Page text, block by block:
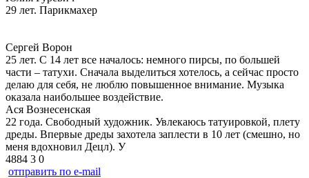
29 лет. Парикмахер
Сергей Ворон
25 лет. С 14 лет все началось: немного пирсы, по большей
части – татухи. Сначала выделиться хотелось, а сейчас просто
делаю для себя, не люблю повышенное внимание. Музыка
оказала наибольшее воздействие.
Ася Вознесенская
22 года. Свободный художник. Увлекаюсь татуировкой, плету
дреды. Впервые дреды захотела заплести в 10 лет (смешно, но
меня вдохновил Децл). У
4884 3 0
отправить по e-mail